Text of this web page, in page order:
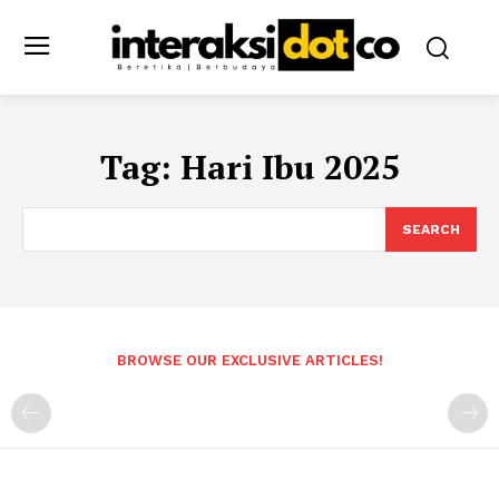
Tag: Hari Ibu 2025
SEARCH
BROWSE OUR EXCLUSIVE ARTICLES!